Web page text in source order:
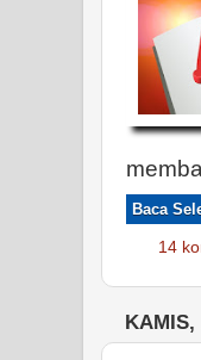
Baca
14
KAMIS,